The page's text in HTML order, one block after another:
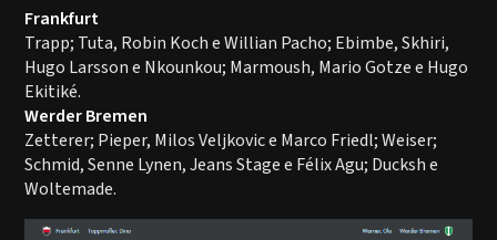
Frankfurt
Trapp; Tuta, Robin Koch e Willian Pacho; Ebimbe, Skhiri,
Hugo Larsson e Nkounkou; Marmoush, Mario Gotze e Hugo
Ekitiké.
Werder Bremen
Zetterer; Pieper, Milos Veljkovic e Marco Friedl; Weiser;
Schmid, Senne Lynen, Jeans Stage e Félix Agu; Ducksh e
Woltemade.